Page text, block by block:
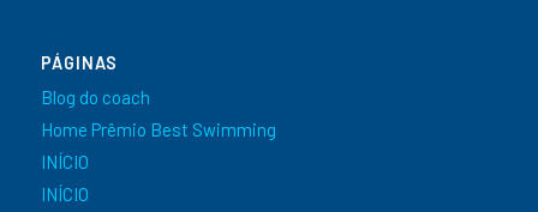
PÁGINAS
Blog do coach
Home Prêmio Best Swimming
INÍCIO
INÍCIO